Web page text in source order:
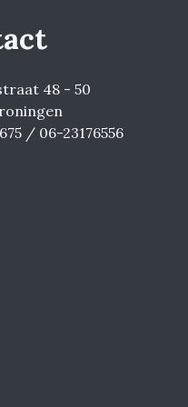
48 - 50
/ 06-23176556